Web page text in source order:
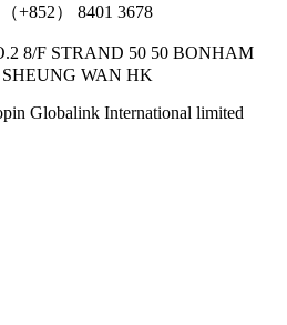
（+852） 8401 3678
8/F STRAND 50 50 BONHAM
WAN HK
Globalink International limited